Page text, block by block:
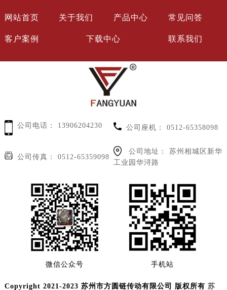
网站首页 关于我们 产品中心 常见问答
客户案例 下载中心 联系我们
公司电话： 13906204230 公司座机： 0512-65358098
公司传真： 0512-65359098
公司地址：
苏州相城区新华
工业园华浔路
微信公众号 手机站
Copyright 2021-2023 苏州市方圆链传动有限公司 版权所有 苏